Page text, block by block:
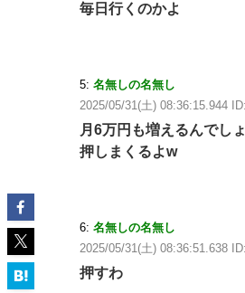
毎日行くのかよ
5: 名無しの名無し
2025/05/31(土) 08:36:15.944
月6万円も増えるんでし
押しまくるよw
6: 名無しの名無し
2025/05/31(土) 08:36:51.638
押すわ